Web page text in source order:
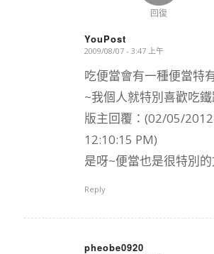
回復
YouPost
says:
2009/08/07 - 3:47 上午
吃便當會有一種便當特
~我個人就特別喜歡吃
版主回覆：(02/05/2012
12:10:15 PM)
是呀~便當也是很特別
Reply
pheobe0920